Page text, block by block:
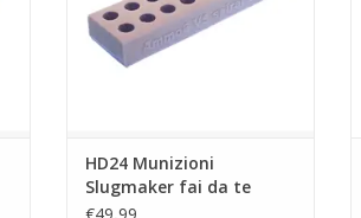
HD24 Munizioni
Slugmaker fai da te
cal.50 per T4E HDR 50
€49,99